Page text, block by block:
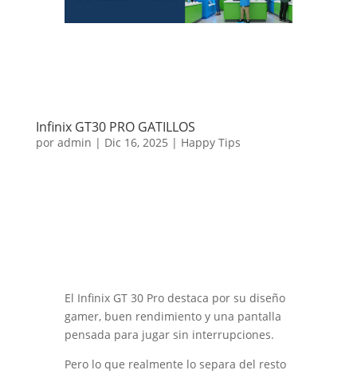
Infinix GT30 PRO GATILLOS
por admin | Dic 16, 2025 | Happy Tips
El Infinix GT 30 Pro destaca por su diseño
gamer, buen rendimiento y una pantalla
pensada para jugar sin interrupciones.
Pero lo que realmente lo separa del resto